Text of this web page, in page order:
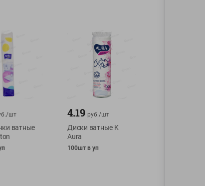
шт
ватные
4.19 руб./шт
Диски ватные K
Aura
100шт в уп